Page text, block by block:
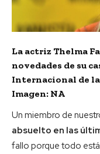
La actriz Thelma
novedades de su
Internacional de la
Imagen: NA
Un miembro de
absuelto en las
fallo porque todo